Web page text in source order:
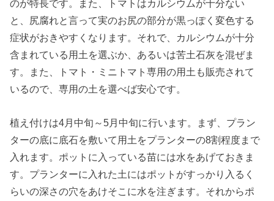
のが特長です。また、トマトはカルシウムが十分ない
と、尻腐れと言って実のお尻の部分が黒っぽく変色する
症状がおきやすくなります。それで、カルシウムが十分
含まれている用土を選ぶか、あるいは苦土石灰を混ぜま
す。また、トマト・ミニトマト専用の用土も販売されて
いるので、専用の土を選べば安心です。
植え付けは4月中旬～5月中旬に行います。まず、プラン
ターの底に底石を敷いて用土をプランターの8割程度まで
入れます。ポットに入っている苗には水をあげておきま
す。プランターに入れた土にはポットがすっかり入るく
らいの深さの穴をあけそこに水を注ぎます。それからポ